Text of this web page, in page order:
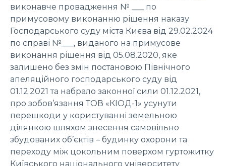
виконавче провадження № ___ по
примусовому виконанню рішення наказу
Господарського суду міста Києва від 29.02.2024
по справі №___, виданого на примусове
виконання рішення від 05.08.2020, яке
залишено без змін постановою Північного
апеляційного господарського суду від
01.12.2021 та набрало законної сили 01.12.2021,
про зобов’язання ТОВ «КІОД-1» усунути
перешкоди у користуванні земельною
ділянкою шляхом знесення самовільно
збудованих об’єктів – будинку охорони та
переходу між цокольним поверхом гуртожитку
Київського національного університету